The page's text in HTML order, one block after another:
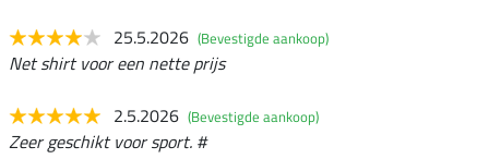
25.5.2026 (Bevestigde aankoop)
Net shirt voor een nette prijs
2.5.2026 (Bevestigde aankoop)
Zeer geschikt voor sport. #